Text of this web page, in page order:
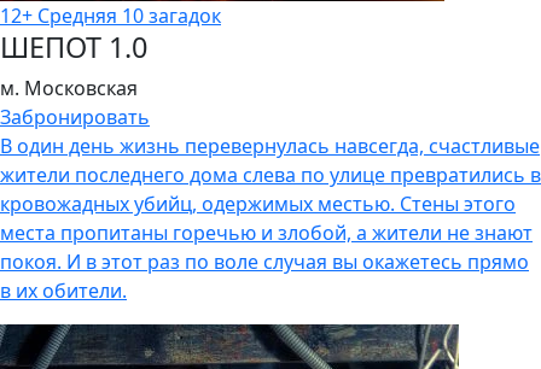
12+ Cредняя 10 загадок
ШЕПОТ 1.0
м. Московская
Забронировать
В один день жизнь перевернулась навсегда, счастливые
жители последнего дома слева по улице превратились в
кровожадных убийц, одержимых местью. Стены этого
места пропитаны горечью и злобой, а жители не знают
покоя. И в этот раз по воле случая вы окажетесь прямо
в их обители.